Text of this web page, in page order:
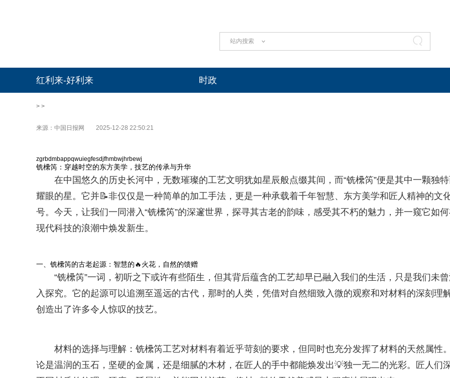
站内搜索
红利来-好利来 时政
> >
来源：中国日报网 2025-12-28 22:50:21
zgrbdmbappqwuiegfesdjfhmbwjhrbewj
铣欙笍：穿越时空的东方美学，技艺的传承与升华
在中国悠久的历史长河中，无数璀璨的工艺文明犹如星辰般点缀其间，而“铣欙笍”便是其中一颗独
耀眼的星。它并📝非仅仅是一种简单的加工手法，更是一种承载着千年智慧、东方美学和匠人精神的文
号。今天，让我们一同潜入“铣欙笍”的深邃世界，探寻其古老的韵味，感受其不朽的魅力，并一窥它如
现代科技的浪潮中焕发新生。
一、铣欙笍的古老起源：智慧的🔥火花，自然的馈赠
“铣欙笍”一词，初听之下或许有些陌生，但其背后蕴含的工艺却早已融入我们的生活，只是我们未
入探究。它的起源可以追溯至遥远的古代，那时的人类，凭借对自然细致入微的观察和对材料的深刻理解
创造出了许多令人惊叹的技艺。
材料的选择与理解：铣欙笍工艺对材料有着近乎苛刻的要求，但同时也充分发挥了材料的天然属性
论是温润的玉石，坚硬的金属，还是细腻的木材，在匠人的手中都能焕发出💡独一无二的光彩。匠人们